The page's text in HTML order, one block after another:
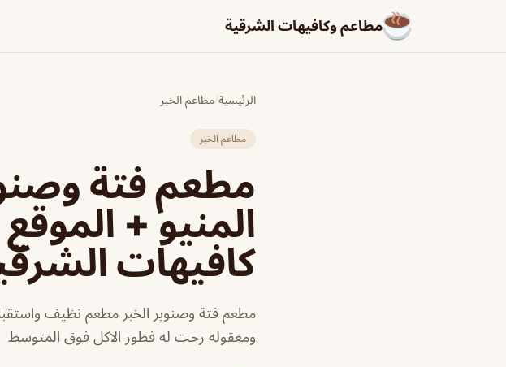
مطاعم وكافيهات الشرقية
الرئيسية/مطاعم الخبر
مطاعم الخبر
مطعم فتة
المنيو +
كافيهات
مطعم فتة وصنوبر الخبر مطعم نظيف
ومعقوله رحت له فطور الاكل فوق المتوسط